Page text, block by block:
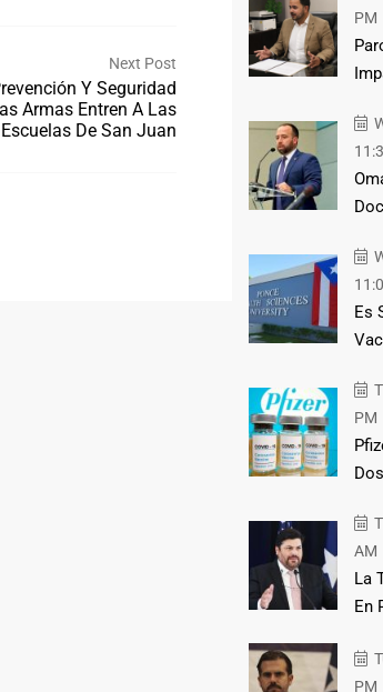
Next Post
Y Seguridad
Armas Entren A Las
Escuelas De San Juan
PM
Es
PM
AM
La
En
PM